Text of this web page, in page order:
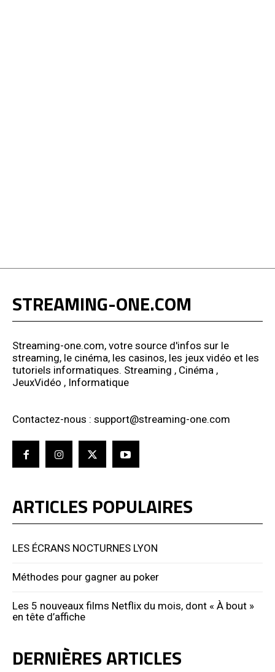
STREAMING-ONE.COM
Streaming-one.com, votre source d'infos sur le
streaming, le cinéma, les casinos, les jeux vidéo et les
tutoriels informatiques. Streaming , Cinéma ,
JeuxVidéo , Informatique
Contactez-nous : support@streaming-one.com
ARTICLES POPULAIRES
LES ÉCRANS NOCTURNES LYON
Méthodes pour gagner au poker
Les 5 nouveaux films Netflix du mois, dont « À bout »
en tête d’affiche
DERNIÈRES ARTICLES